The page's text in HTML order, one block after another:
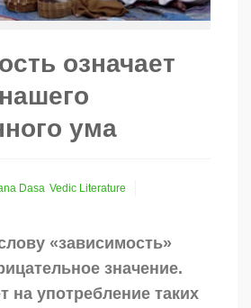
означает
ума
Dasa Vedic Literature
«зависимость»
значение.
на употребление таких